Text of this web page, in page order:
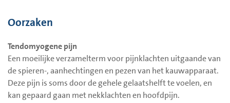
aandoeningen zeer af te raden. Het gewricht kan soms
Oorzaken
Tendomyogene pijn
Een moeilijke verzamelterm voor pijnklachten uitgaande van
de spieren-, aanhechtingen en pezen van het kauwapparaat.
Deze pijn is soms door de gehele gelaatshelft te voelen, en
kan gepaard gaan met nekklachten en hoofdpijn.